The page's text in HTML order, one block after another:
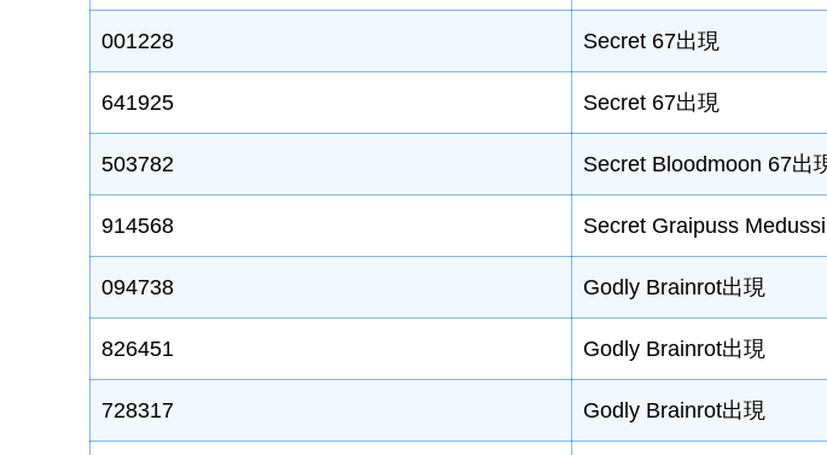
001228 Secret 67出現
641925 Secret 67出現
503782 Secret Bloodmoon 67出
914568 Secret Graipuss
094738 Godly Brainrot出現
826451 Godly Brainrot出現
728317 Godly Brainrot出現